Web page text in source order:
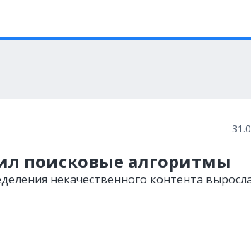
поисковые алгоритмы
некачественного контента